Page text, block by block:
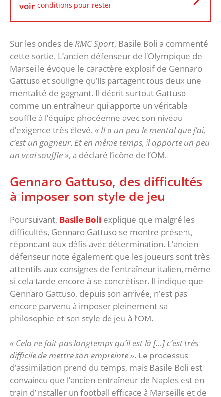
voir conditions pour rester
Sur les ondes de RMC Sport, Basile Boli a commenté
cette sortie. L’ancien défenseur de l’Olympique de
Marseille évoque le caractère explosif de Gennaro
Gattuso et souligne qu’ils partagent tous deux une
mentalité de gagnant. Il décrit surtout Gattuso
comme un entraîneur qui apporte un véritable
souffle à l’équipe phocéenne avec son niveau
d’exigence très élevé. « Il a un peu le mental que j’ai,
c’est un gagneur. Et en même temps, il apporte un peu
un vrai souffle », a déclaré l’icône de l’OM.
Gennaro Gattuso, des difficultés
à imposer son style de jeu
Poursuivant, Basile Boli explique que malgré les
difficultés, Gennaro Gattuso se montre présent,
répondant aux défis avec détermination. L’ancien
défenseur note également que les joueurs sont très
attentifs aux consignes de l’entraîneur italien, même
si cela tarde encore à se concrétiser. Il indique que
Gennaro Gattuso, depuis son arrivée, n’est pas
encore parvenu à imposer pleinement sa
philosophie et son style de jeu à l’OM.
« Cela ne fait pas longtemps qu’il est là […] c’est très
difficile de mettre son empreinte ». Le processus
d’assimilation prend du temps, mais Basile Boli est
convaincu que l’ancien entraîneur de Naples est en
train d’installer un football efficace à Marseille et de